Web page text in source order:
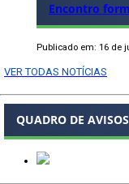
Encontro
Publicado em: 16 de
VER TODAS NOTÍCIAS
QUADRO DE AVISOS